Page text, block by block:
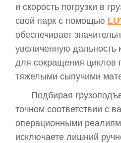
и скорость погрузки в
свой парк с помощью
обеспечивает
увеличенную
для сокращения циклов
тяжелыми сыпучими
Подбирая
точном соответствии с
операционными
исключаете лишний